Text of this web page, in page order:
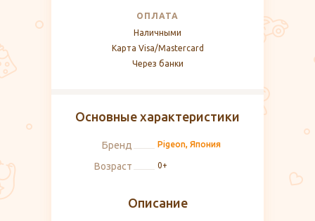
ОПЛАТА
Наличными
Карта Visa/Mastercard
Через банки
Описание
Основные характеристики
Бренд Pigeon, Япония
Возраст 0+